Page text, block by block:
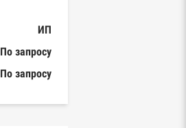
ИП
По запросу
По запросу